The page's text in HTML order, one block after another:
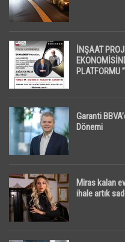
İNŞAAT
PLATFORMU
Garanti
Dönemi
Miras kalan
ihale artık